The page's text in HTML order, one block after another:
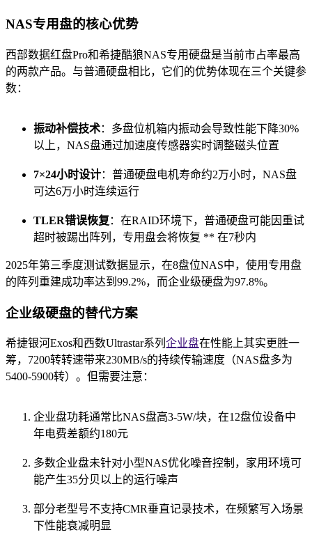
NAS专用盘的核心优势
西部数据红盘Pro和希捷酷狼NAS专用硬盘是当前市占率最高
的两款产品。与普通硬盘相比，它们的优势体现在三个关键参
数：
振动补偿技术：多盘位机箱内振动会导致性能下降30%
以上，NAS盘通过加速度传感器实时调整磁头位置
7×24小时设计：普通硬盘电机寿命约2万小时，NAS盘
可达6万小时连续运行
TLER错误恢复 ：在RAID环境下，普通硬盘可能因重试
超时被踢出阵列，专用盘会将恢复 ** 在7秒内
2025年第三季度测试数据显示，在8盘位NAS中，使用专用盘
的阵列重建成功率达到99.2%，而企业级硬盘为97.8%。
企业级硬盘的替代方案
希捷银河Exos和西数Ultrastar系列 企业盘在性能上其实更胜一
筹，7200转转速带来230MB/s的持续传输速度（NAS盘多为
5400-5900转）。但需要注意：
企业盘功耗通常比NAS盘高3-5W/块，在12盘位设备中
年电费差额约180元
多数企业盘未针对小型NAS优化噪音控制，家用环境可
能产生35分贝以上的运行噪声
部分老型号不支持CMR垂直记录技术，在频繁写入场景
下性能衰减明显